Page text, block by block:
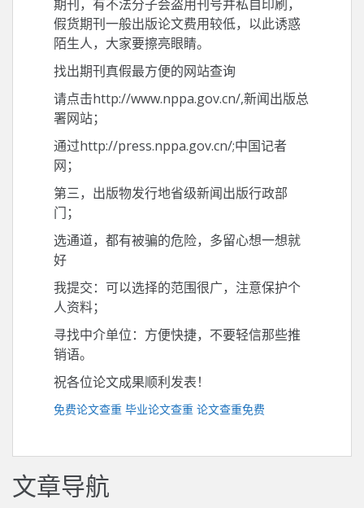
期刊，有不法分子会盗用刊号并私自印刷，
假货期刊一般出版论文费用较低，以此诱惑
陌生人，大家要擦亮眼睛。
找出期刊真假最方便的网站查询
请点击http://www.nppa.gov.cn/,新闻出版总
署网站；
通过http://press.nppa.gov.cn/;中国记者
网；
第三，出版物发行地省级新闻出版行政部
门；
选通道，都有被骗的危险，多留心想一想就
好
我提交：可以选择的范围很广，注意保护个
人资料；
寻找中介单位：方便快捷，不要轻信那些推
销语。
祝各位论文成果顺利发表！
免费论文查重 毕业论文查重 论文查重免费
文章导航